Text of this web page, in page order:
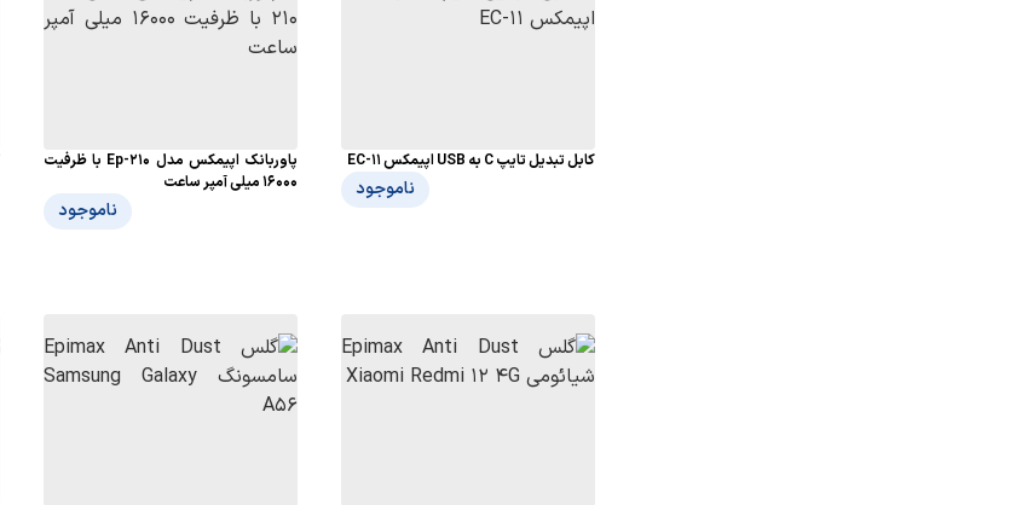
کابل تبدیل تایپ C به USB اپیمکس EC-11
ناموجود
پاوربانک اپیمکس مدل Ep-210 با ظرفیت
16000 میلی آمپر ساعت
ناموجود